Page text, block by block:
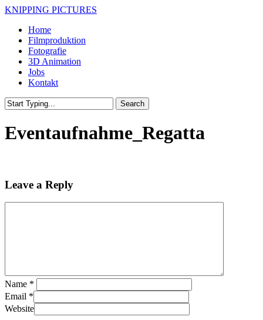
Skip
main
content
KNIPPING PICTURES
Menu
Home
Filmproduktion
Fotografie
3D Animation
Jobs
Kontakt
Search
Search
Eventaufnahme_Regatta
Leave a Reply
Name *
Email *
Website